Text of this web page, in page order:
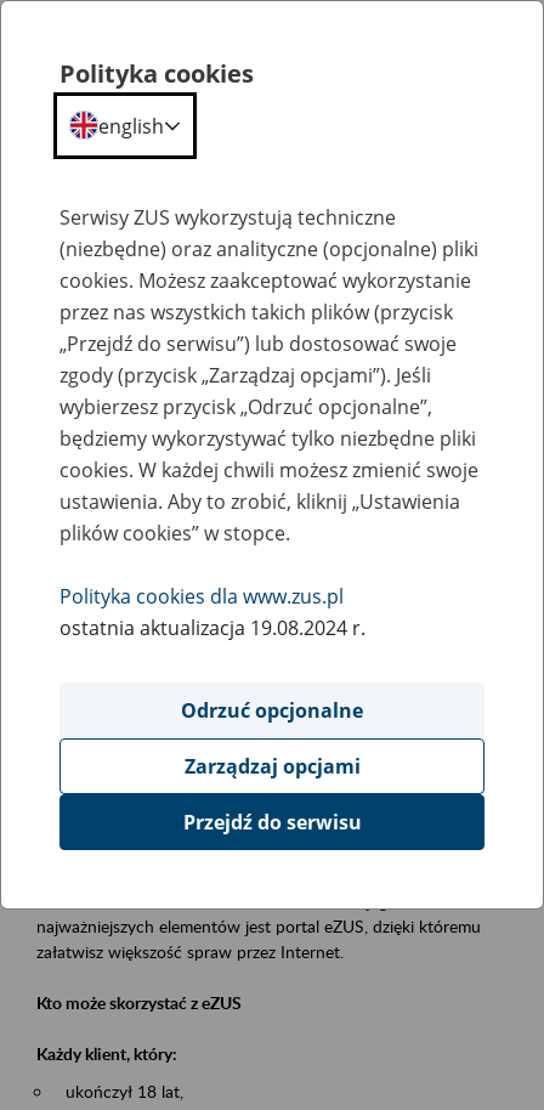
Szkolenia
Zaproś ZUS do siebie - zakładanie profili
eZUS w siedzibie Twojej firmy
Rodzaj wydarzenia
Szkolenia
obsługa klientów
Event description
Platforma Usług Elektronicznych eZUS
najważniejszych elementów jest portal eZUS, dzięki któremu
załatwisz większość spraw przez Internet.
Kto może skorzystać z eZUS
Każdy klient, który:
ukończył 18 lat,
Polityka cookies
english
Serwisy ZUS wykorzystują techniczne
(niezbędne) oraz analityczne (opcjonalne) pliki
cookies. Możesz zaakceptować wykorzystanie
przez nas wszystkich takich plików (przycisk
„Przejdź do serwisu”) lub dostosować swoje
zgody (przycisk „Zarządzaj opcjami”). Jeśli
wybierzesz przycisk „Odrzuć opcjonalne”,
będziemy wykorzystywać tylko niezbędne pliki
cookies. W każdej chwili możesz zmienić swoje
ustawienia. Aby to zrobić, kliknij „Ustawienia
plików cookies” w stopce.
Polityka cookies dla www.zus.pl
ostatnia aktualizacja 19.08.2024 r.
Odrzuć opcjonalne
Zarządzaj opcjami
Przejdź do serwisu